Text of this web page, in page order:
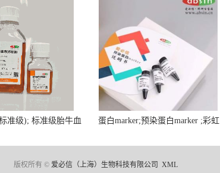
准级); 标准级胎牛血
蛋白marker;预染蛋白marker ;彩虹
版权所有 © 爱必信（上海）生物科技有限公司 XML